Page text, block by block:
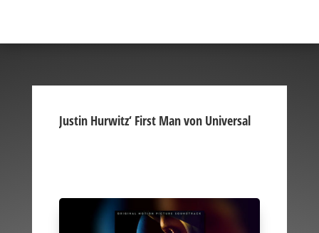
Justin Hurwitz‘ First Man von Universal